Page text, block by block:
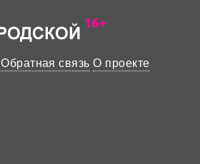
Обратная связь О проекте